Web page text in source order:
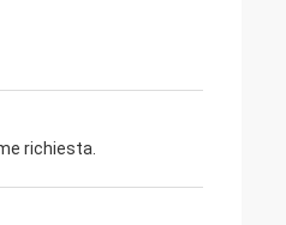
richiesta.